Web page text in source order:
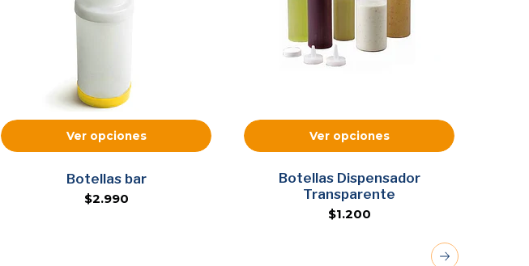
Ver opciones
Botellas bar
$2.990
Ver opciones
Botellas Dispensador
Transparente
$1.200